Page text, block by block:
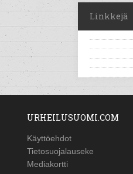
Linkkejä
URHEILUSUOMI.COM
Käyttöehdot
Tietosuojalauseke
Mediakortti